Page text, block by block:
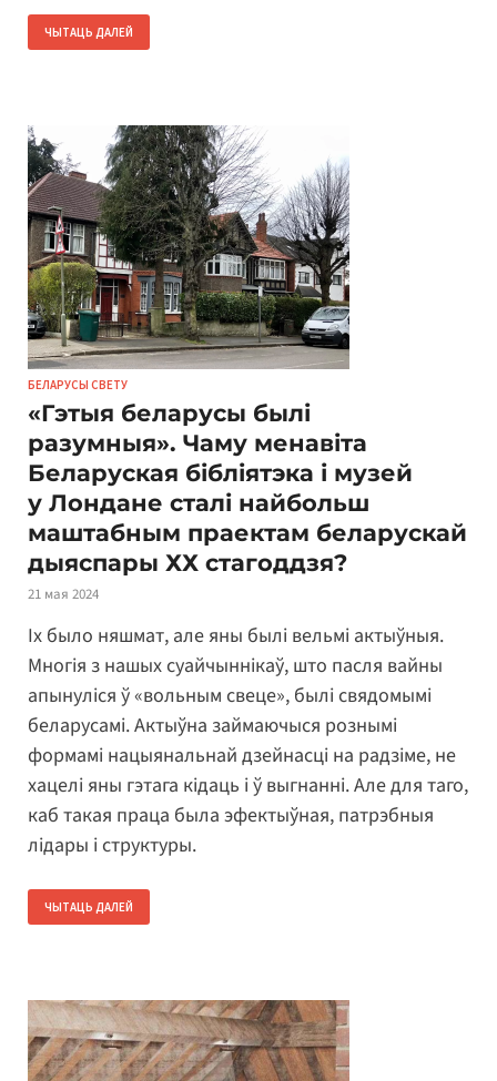
ЧЫТАЦЬ ДАЛЕЙ
БЕЛАРУСЫ СВЕТУ
«Гэтыя беларусы былі
разумныя». Чаму менавіта
Беларуская бібліятэка і музей
у Лондане сталі найбольш
маштабным праектам беларускай
дыяспары ХХ стагоддзя?
21 мая 2024
Іх было няшмат, але яны былі вельмі актыўныя.
Многія з нашых суайчыннікаў, што пасля вайны
апынуліся ў «вольным свеце», былі свядомымі
беларусамі. Актыўна займаючыся рознымі
формамі нацыянальнай дзейнасці на радзіме, не
хацелі яны гэтага кідаць і ў выгнанні. Але для таго,
каб такая праца была эфектыўная, патрэбныя
лідары і структуры.
ЧЫТАЦЬ ДАЛЕЙ